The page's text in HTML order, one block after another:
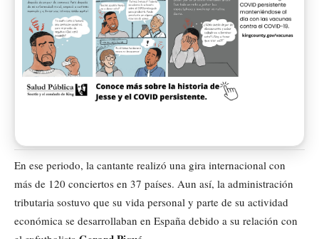
En ese periodo, la cantante realizó una gira internacional con
más de 120 conciertos en 37 países. Aun así, la administración
tributaria sostuvo que su vida personal y parte de su actividad
económica se desarrollaban en España debido a su relación con